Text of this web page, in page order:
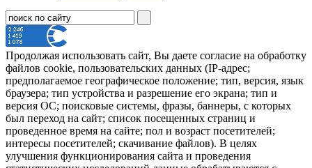
Продолжая использовать сайт, Вы даете согласие на обработку
файлов cookie, пользовательских данных (IP-адрес;
предполагаемое географическое положение; тип, версия, язык
браузера; тип устройства и разрешение его экрана; тип и
версия ОС; поисковые системы, фразы, баннеры, с которых
был переход на сайт; список посещенных страниц и
проведенное время на сайте; пол и возраст посетителей;
интересы посетителей; скачивание файлов). В целях
улучшения функционирования сайта и проведения